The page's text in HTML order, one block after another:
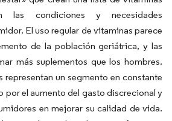
las condiciones y necesidades
El uso regular de vitaminas parece
de la población geriátrica, y las
más suplementos que los hombres.
representan un segmento en constante
por el aumento del gasto discrecional y
en mejorar su calidad de vida.